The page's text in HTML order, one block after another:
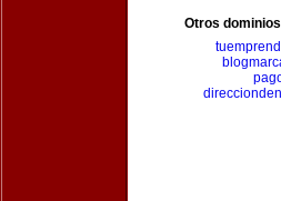
Otros